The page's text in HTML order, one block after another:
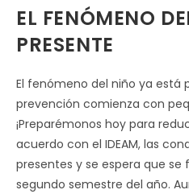
Contra
La
EL FENÓMENO
PRESENTE
El fenómeno del niño ya está
prevención comienza con
¡Preparémonos hoy para
acuerdo con el IDEAM, las
presentes y se espera que
segundo semestre del año.